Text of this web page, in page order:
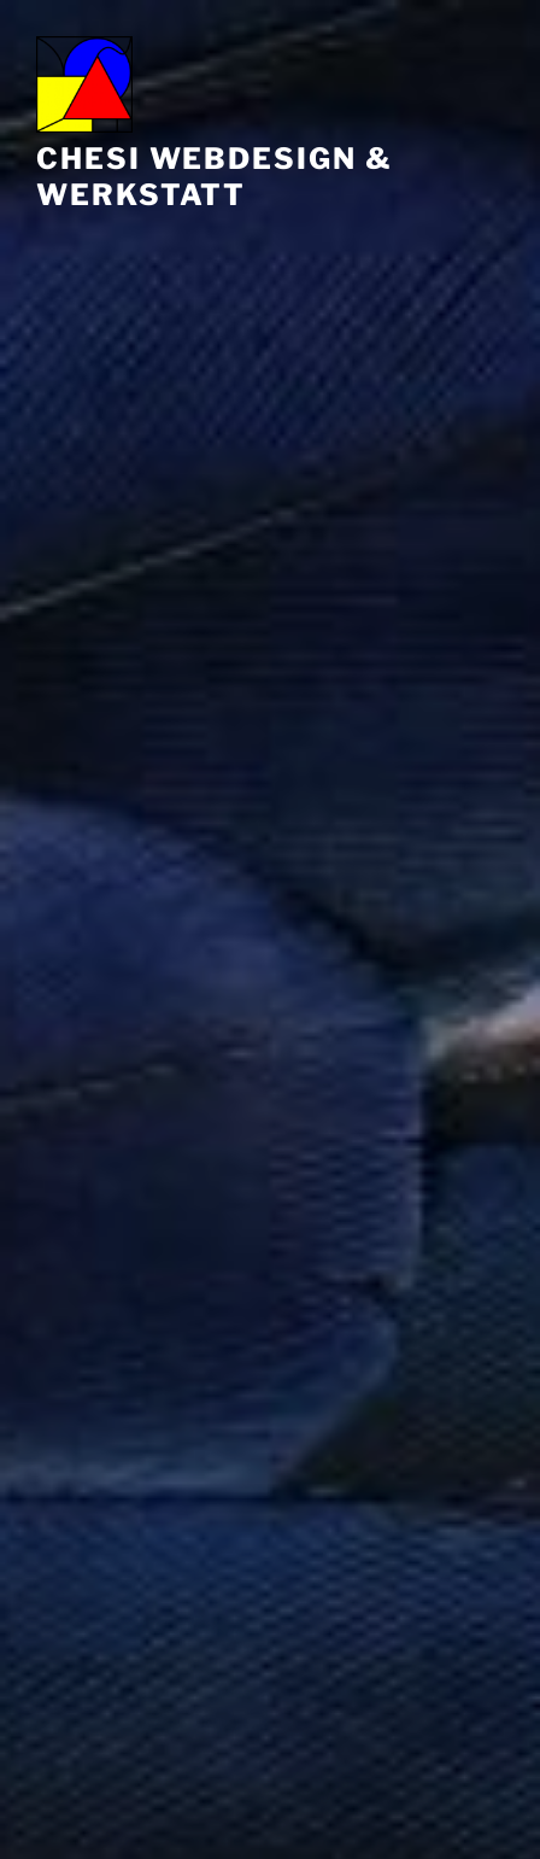
Inhalt
springen
CHESI WEBDESIGN &
WERKSTATT